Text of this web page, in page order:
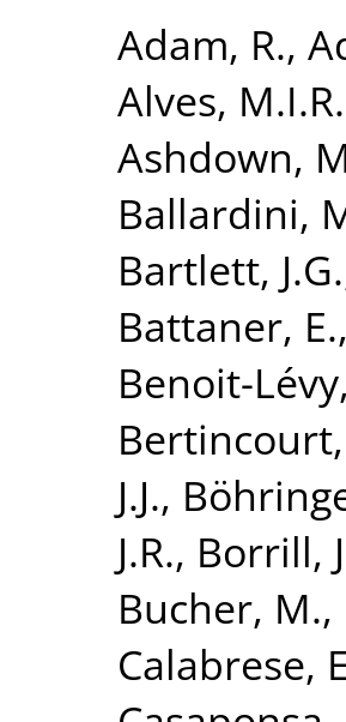
Adam, R.,
Alves, M.I.R.
Ashdown,
Ballardini,
Bartlett, J.G.
Battaner, E.,
Benoit-
J.J.,
J.R., Borrill,
Bucher, M.,
Calabrese,